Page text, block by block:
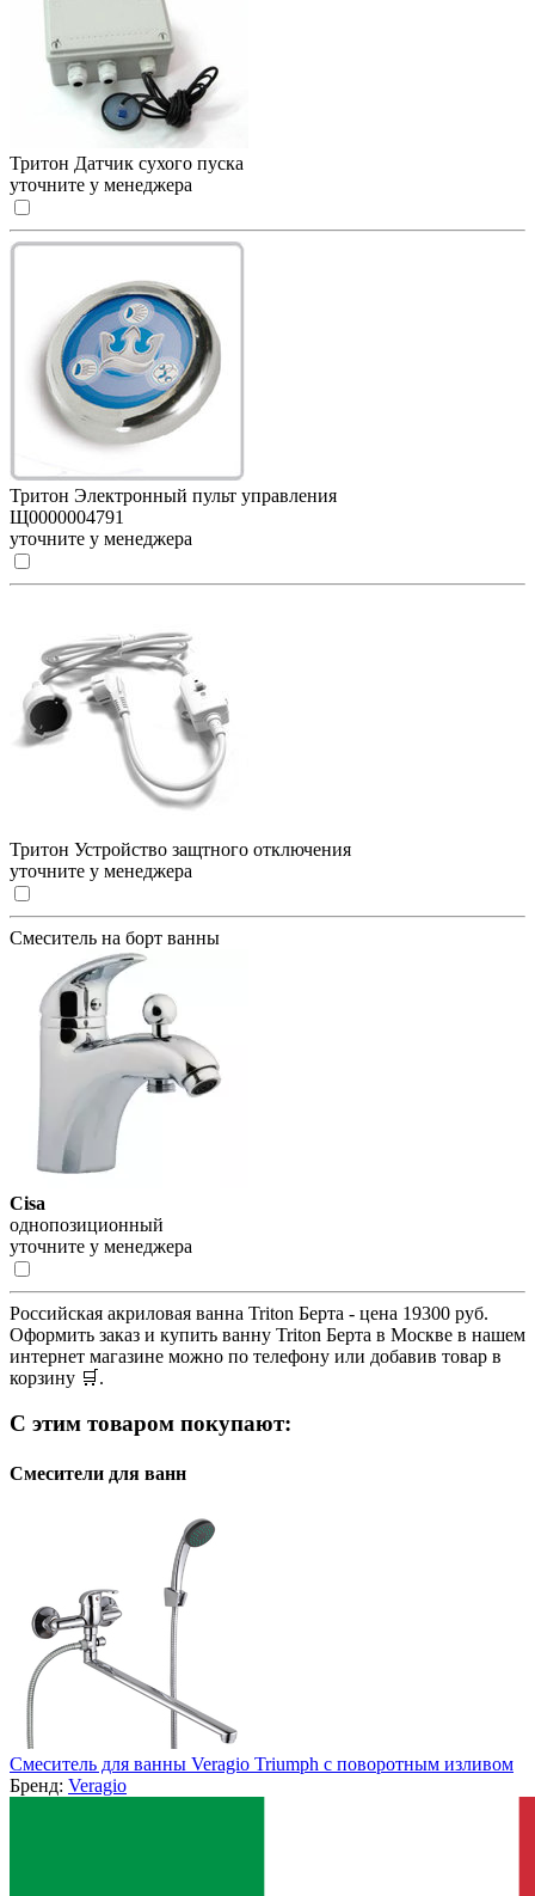
Тритон Датчик сухого пуска
уточните у менеджера
Тритон Электронный пульт управления
Щ0000004791
уточните у менеджера
Тритон Устройство защтного отключения
уточните у менеджера
Смеситель на борт ванны
Cisa
однопозиционный
уточните у менеджера
Российская акриловая ванна Triton Берта - цена 19300 руб.
Оформить заказ и купить ванну Triton Берта в Москве в нашем
интернет магазине можно по телефону или добавив товар в
корзину 🛒.
С этим товаром покупают:
Смесители для ванн
Смеситель для ванны Veragio Triumph с поворотным изливом
Бренд: Veragio